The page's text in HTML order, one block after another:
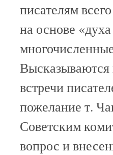
писателям
на основе
встречи
пожелание т.
Советским
вопрос и